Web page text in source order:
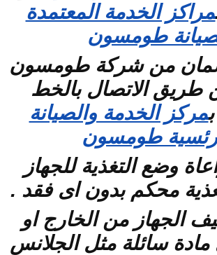
مراكز الخدمة المعتمدة
طومسون
من شركة طومسون
طريق الاتصال بالخط
بمركز الخدمة والصيانة
طومسون
وضع التغذية للجهاز
محكم بدون اى فقد .
الجهاز من الخارج او
مادة سائلة مثل الجلانس